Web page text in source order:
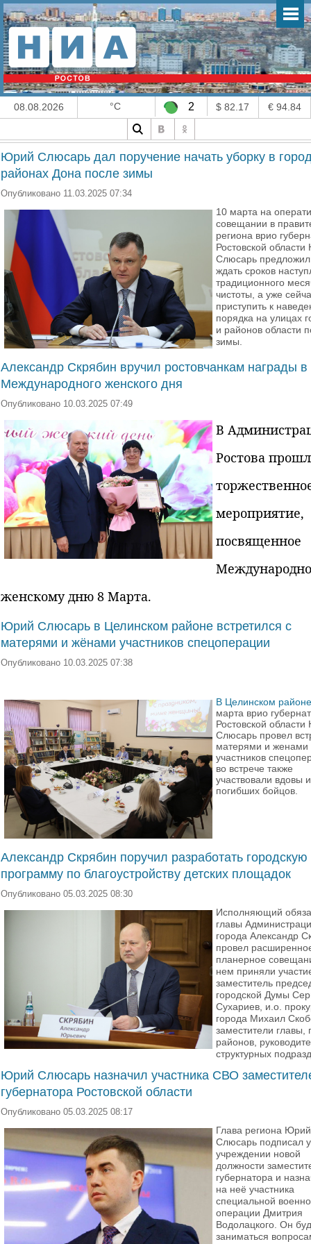
08.08.2026 °C 2 $ 82.17 € 94.84
Юрий Слюсарь дал поручение начать уборку в
районах Дона после зимы
Опубликовано 11.03.2025 07:34
10 марта на
совещании в
региона врио
Ростовской
Слюсарь
ждать сроков
традиционного
чистоты, а уже
приступить к
порядка на улицах
и районов области
зимы.
Александр Скрябин вручил ростовчанкам награды в
Международного женского дня
Опубликовано 10.03.2025 07:49
В
Ростова
мероприятие,
посвященное
женскому дню 8 Марта.
Юрий Слюсарь в Целинском районе встретился с
матерями и жёнами участников спецоперации
Опубликовано 10.03.2025 07:38
В Целинском районе
марта врио
Ростовской
Слюсарь провел
матерями и женами
участников
во встрече также
участвовали вдовы
погибших бойцов.
Александр Скрябин поручил разработать городскую
программу по благоустройству детских площадок
Опубликовано 05.03.2025 08:30
Исполняющий
главы
города Александр
провел
планерное
нем приняли
заместитель
городской Думы
Сухариев, и.о.
города Михаил
заместители главы,
районов,
структурных
Юрий Слюсарь назначил участника СВО
губернатора Ростовской области
Опубликовано 05.03.2025 08:17
Глава региона Юрий
Слюсарь подписал
учреждении новой
должности
губернатора и
на неё участника
специальной
операции Дмитрия
Водолацкого. Он
заниматься